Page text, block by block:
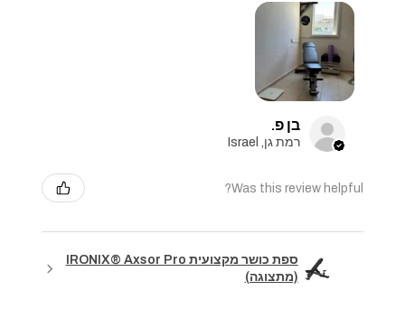
בן פ.
רמת גן, Israel
Was this review helpful?
ספת כושר מקצועית IRONIX® Axsor Pro
(מתצוגה)